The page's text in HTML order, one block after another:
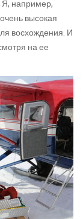
например,
высокая
восхождения. И
на ее